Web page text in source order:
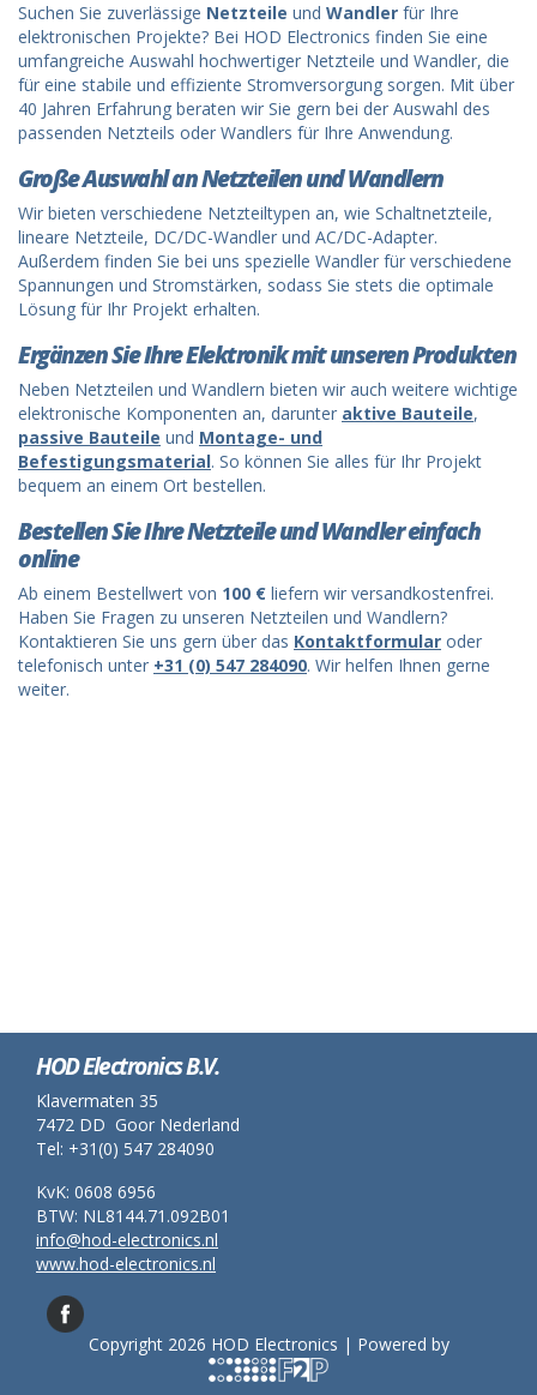
Suchen Sie zuverlässige Netzteile und Wandler für Ihre
elektronischen Projekte? Bei HOD Electronics finden Sie eine
umfangreiche Auswahl hochwertiger Netzteile und Wandler, die
für eine stabile und effiziente Stromversorgung sorgen. Mit über
40 Jahren Erfahrung beraten wir Sie gern bei der Auswahl des
passenden Netzteils oder Wandlers für Ihre Anwendung.
Große Auswahl an Netzteilen und Wandlern
Wir bieten verschiedene Netzteiltypen an, wie Schaltnetzteile,
lineare Netzteile, DC/DC-Wandler und AC/DC-Adapter.
Außerdem finden Sie bei uns spezielle Wandler für verschiedene
Spannungen und Stromstärken, sodass Sie stets die optimale
Lösung für Ihr Projekt erhalten.
Ergänzen Sie Ihre Elektronik mit unseren Produkten
Neben Netzteilen und Wandlern bieten wir auch weitere wichtige
elektronische Komponenten an, darunter aktive Bauteile,
passive Bauteile und Montage- und
Befestigungsmaterial. So können Sie alles für Ihr Projekt
bequem an einem Ort bestellen.
Bestellen Sie Ihre Netzteile und Wandler einfach
online
Ab einem Bestellwert von 100 € liefern wir versandkostenfrei.
Haben Sie Fragen zu unseren Netzteilen und Wandlern?
Kontaktieren Sie uns gern über das Kontaktformular oder
telefonisch unter +31 (0) 547 284090. Wir helfen Ihnen gerne
weiter.
HOD Electronics B.V.
Klavermaten 35
7472 DD Goor Nederland
Tel: +31(0) 547 284090
KvK: 0608 6956
BTW: NL8144.71.092B01
info@hod-electronics.nl
www.hod-electronics.nl
Copyright 2026 HOD Electronics | Powered by